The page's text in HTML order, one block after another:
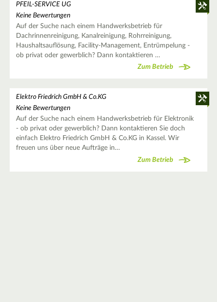
PFEIL-SERVICE UG
Keine Bewertungen
Auf der Suche nach einem Handwerksbetrieb für
Dachrinnenreinigung, Kanalreinigung, Rohrreinigung,
Haushaltsauflösung, Facility-Management, Entrümpelung -
ob privat oder gewerblich? Dann kontaktieren …
Zum Betrieb
Elektro Friedrich GmbH & Co.KG
Keine Bewertungen
Auf der Suche nach einem Handwerksbetrieb für Elektronik
- ob privat oder gewerblich? Dann kontaktieren Sie doch
einfach Elektro Friedrich GmbH & Co.KG in Kassel. Wir
freuen uns über neue Aufträge in…
Zum Betrieb